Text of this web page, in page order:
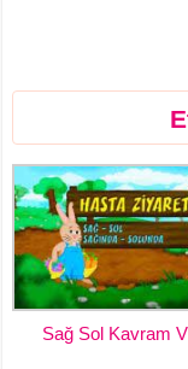
Sağ Sol Kavram